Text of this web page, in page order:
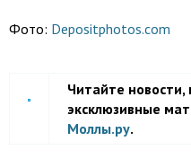
Фото: Depositphotos.com
Читайте
эксклюзивные
Моллы.ру.